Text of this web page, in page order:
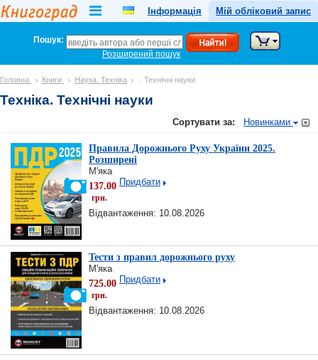
Інформація Мій обліковий запис
Пошук:
Розширений пошук
Головна Книги Наука. Техніка . Технічні науки
Техніка. Технічні науки
Сортувати за: Новинками
Правила Дорожнього Руху України 2025.
Розширені
М'яка
137.00
грн.
Придбати
Відвантаження: 10.08.2026
Тести з правил дорожнього руху
М'яка
725.00
грн.
Придбати
Відвантаження: 10.08.2026